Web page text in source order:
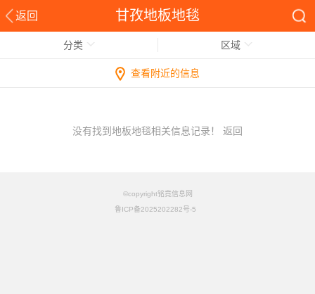
返回 甘孜地板地毯
分类 区域
查看附近的信息
没有找到地板地毯相关信息记录！ 返回
©copyright铭竟信息网
鲁ICP备2025202282号-5